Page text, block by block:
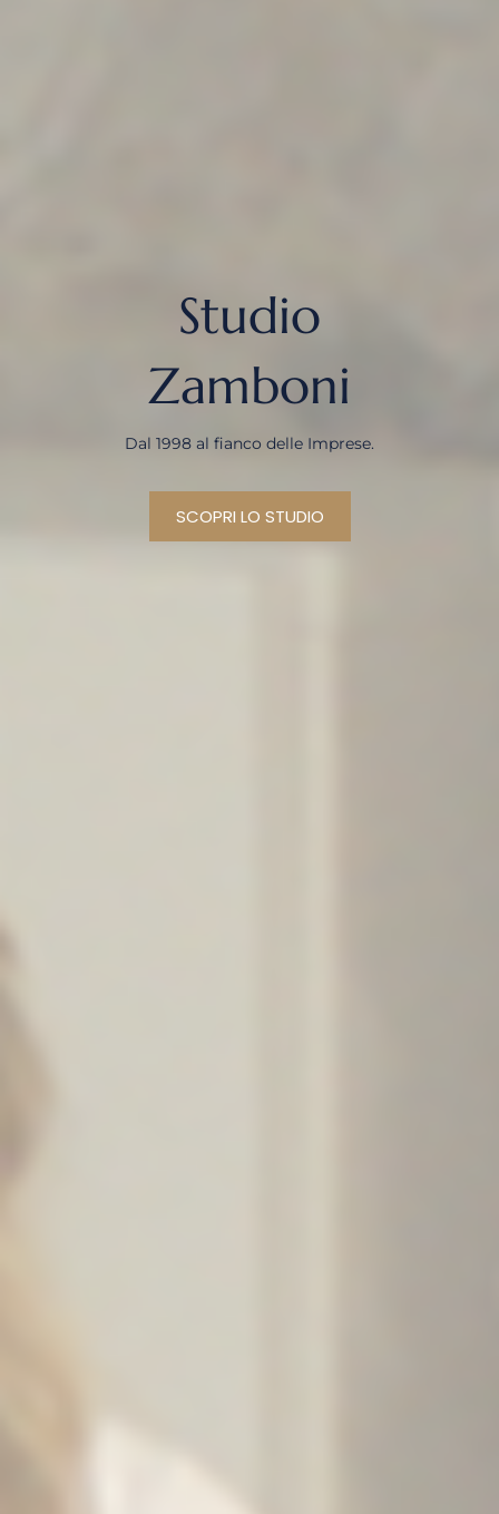
Studio
Zamboni
Dal 1998 al fianco delle Imprese.
SCOPRI LO STUDIO